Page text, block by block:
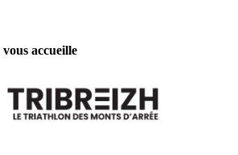
accueille